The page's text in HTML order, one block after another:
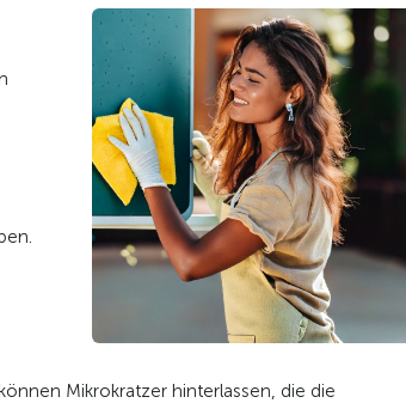
Mikrokratzer hinterlassen, die die